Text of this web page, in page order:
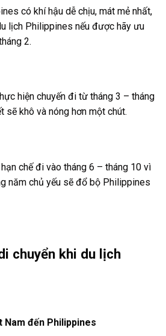
có khí hậu dễ chịu, mát mẻ nhất,
lịch Philippines nếu được hãy ưu
2.
hiện chuyến đi từ tháng 3 – tháng
sẽ khô và nóng hơn một chút.
chế đi vào tháng 6 – tháng 10 vì
năm chủ yếu sẽ đổ bộ Philippines
chuyển khi du lịch
đến Philippines